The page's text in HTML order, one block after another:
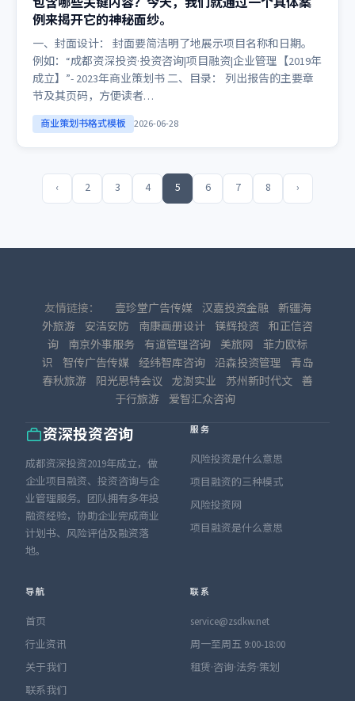
例来揭开它的神秘面纱。
一、封面设计： 封面要简洁明了地展示项目名称和日期。
例如：“成都资深投资·投资咨询|项目融资|企业管理【2019年
成立】”- 2023年商业策划书 二、目录： 列出报告的主要章
节及其页码，方便读者…
商业策划书格式模板 2026-06-28
‹ 2 3 4 5 6 7 8 ›
友情链接： 壹珍堂广告传媒 汉嘉投资金融
新疆海
外旅游
安洁安防 南康画册设计 镁辉投资 和正信咨
询
南京外事服务 有道管理咨询 美旅网
菲力欧标
识
智传广告传媒 经纬智库咨询 沿森投资管理
青岛
春秋旅游
阳光思特会议 龙澍实业 苏州新时代文 善
于行旅游
爱智汇众咨询
资深投资咨询
成都资深投资2019年成立，做
企业项目融资、投资咨询与企
业管理服务。团队拥有多年投
融资经验，协助企业完成商业
计划书、风险评估及融资落
地。
服务
风险投资是什么意思
项目融资的三种模式
风险投资网
项目融资是什么意思
导航
首页
行业资讯
关于我们
联系我们
联系
service@zsdkw.net
周一至周五 9:00-18:00
租赁·咨询·法务·策划